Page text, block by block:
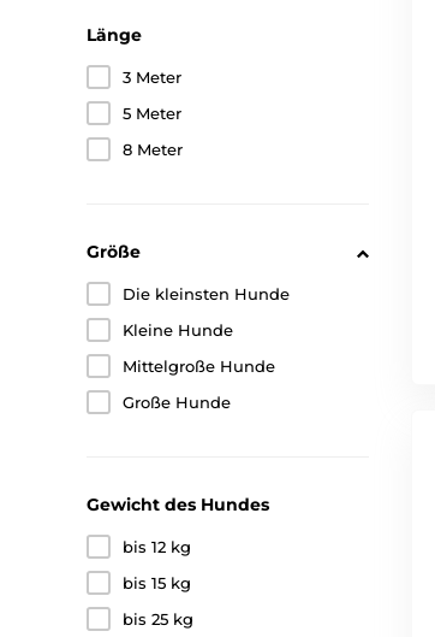
Länge
3 Meter
5 Meter
8 Meter
Größe
Die kleinsten Hunde
Kleine Hunde
Mittelgroße Hunde
Große Hunde
Gewicht des Hundes
bis 12 kg
bis 15 kg
bis 25 kg